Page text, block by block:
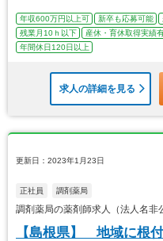
年収600万円以上可 新卒も応募可能
残業月10ｈ以下
産休・育休取得実績
年間休日120日以上
求人の詳細を見る
更新日：2023年1月23日
正社員 調剤薬局
調剤薬局の薬剤師求人（法人名
【島根県】 地域に根